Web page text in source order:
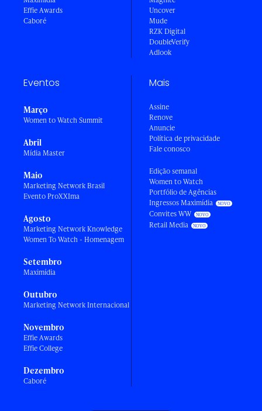
Effie Awards
Caboré
Uncover
Mude
RZK Digital
DoubleVerify
Adlook
Eventos
Março
Women to Watch Summit
Abril
Mídia Master
Maio
Marketing Network Brasil
Evento ProXXIma
Agosto
Marketing Network Knowledge
Women To Watch - Homenagem
Setembro
Maximídia
Outubro
Marketing Network Internacional
Novembro
Effie Awards
Effie College
Dezembro
Caboré
Mais
Assine
Renove
Anuncie
Política de privacidade
Fale conosco
Edição semanal
Women to Watch
Portfólio de Agências
Ingressos Maximídia
Convites WW
Retail Media